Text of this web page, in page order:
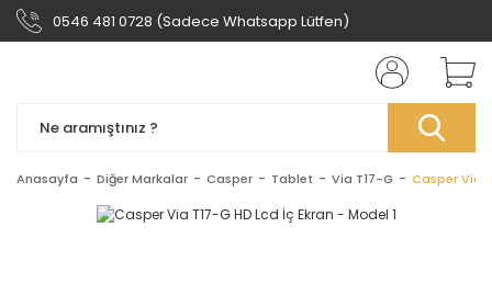
0546 481 0728 (Sadece Whatsapp Lütfen)
Anasayfa Diğer Markalar Casper Tablet Via T17-G Casper Via